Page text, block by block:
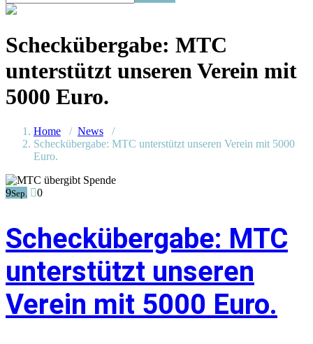
Scheckübergabe: MTC
unterstützt unseren Verein mit
5000 Euro.
Home / News /
Scheckübergabe: MTC unterstützt unseren Verein mit 5000
Euro.
9Sep. 0
Scheckübergabe: MTC
unterstützt unseren
Verein mit 5000 Euro.